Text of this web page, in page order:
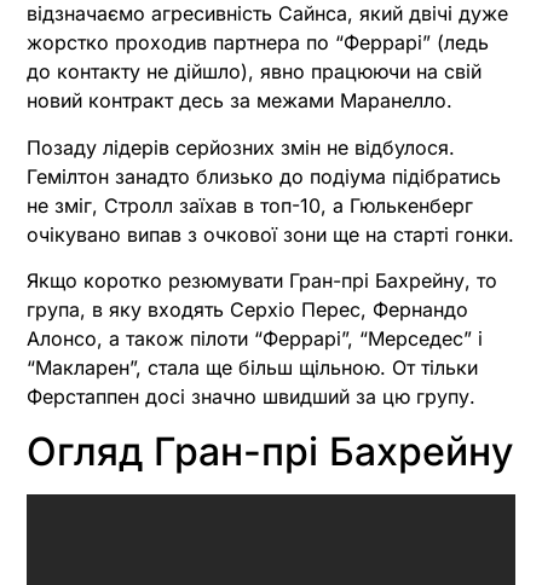
відзначаємо агресивність Сайнса, який двічі дуже
жорстко проходив партнера по “Феррарі” (ледь
до контакту не дійшло), явно працюючи на свій
новий контракт десь за межами Маранелло.
Позаду лідерів серйозних змін не відбулося.
Гемілтон занадто близько до подіума підібратись
не зміг, Стролл заїхав в топ-10, а Гюлькенберг
очікувано випав з очкової зони ще на старті гонки.
Якщо коротко резюмувати Гран-прі Бахрейну, то
група, в яку входять Серхіо Перес, Фернандо
Алонсо, а також пілоти “Феррарі”, “Мерседес” і
“Макларен”, стала ще більш щільною. От тільки
Ферстаппен досі значно швидший за цю групу.
Огляд Гран-прі Бахрейну